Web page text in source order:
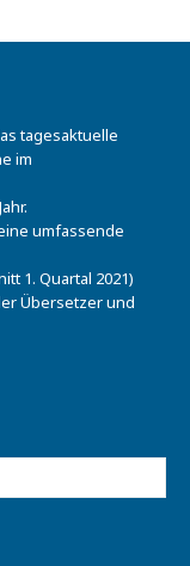
tagesaktuelle
im
umfassende
1. Quartal 2021)
Übersetzer und